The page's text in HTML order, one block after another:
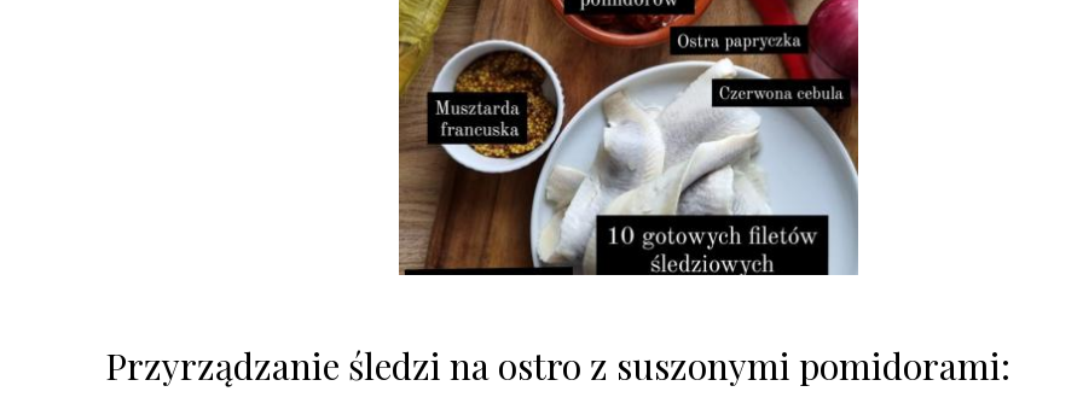
Przyrządzanie śledzi na ostro z suszonymi pomidorami: